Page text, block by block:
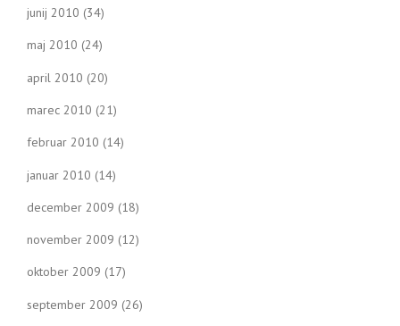
junij 2010 (34)
maj 2010 (24)
april 2010 (20)
marec 2010 (21)
februar 2010 (14)
januar 2010 (14)
december 2009 (18)
november 2009 (12)
oktober 2009 (17)
september 2009 (26)